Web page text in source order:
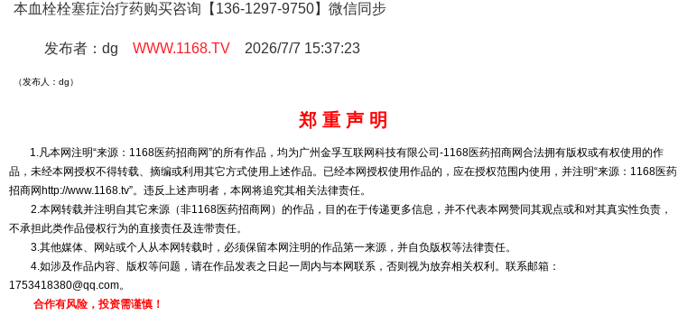
本血栓栓塞症治疗药购买咨询【136-1297-9750】微信同步
发布者：dg WWW.1168.TV2026/7/7 15:37:23
（发布人：dg）
郑 重 声 明
1.凡本网注明“来源：1168医药招商网”的所有作品，均为广州金孚互联网科技有限公司-1168医药招商网合法拥有版权或有权使用的作
品，未经本网授权不得转载、摘编或利用其它方式使用上述作品。已经本网授权使用作品的，应在授权范围内使用，并注明“来源：1168医药
招商网http://www.1168.tv”。违反上述声明者，本网将追究其相关法律责任。
2.本网转载并注明自其它来源（非1168医药招商网）的作品，目的在于传递更多信息，并不代表本网赞同其观点或和对其真实性负责，
不承担此类作品侵权行为的直接责任及连带责任。
3.其他媒体、网站或个人从本网转载时，必须保留本网注明的作品第一来源，并自负版权等法律责任。
4.如涉及作品内容、版权等问题，请在作品发表之日起一周内与本网联系，否则视为放弃相关权利。联系邮箱：
1753418380@qq.com。
合作有风险，投资需谨慎！